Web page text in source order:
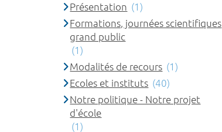
Présentation (1)
Formations, journées scientifiques
grand public
(1)
Modalités de recours (1)
Ecoles et instituts (40)
Notre politique - Notre projet
d'école
(1)